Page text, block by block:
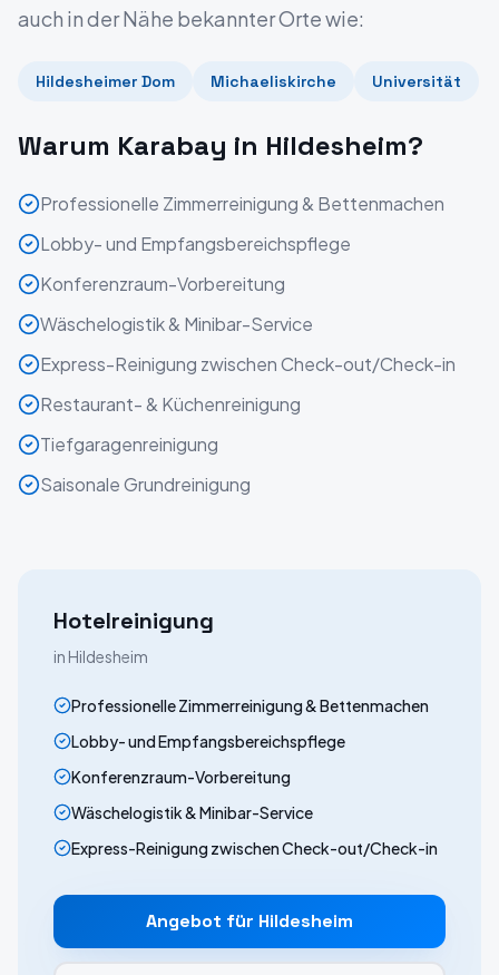
auch in der Nähe bekannter Orte wie:
Hildesheimer Dom Michaeliskirche Universität
Warum Karabay in Hildesheim?
Professionelle Zimmerreinigung & Bettenmachen
Lobby- und Empfangsbereichspflege
Konferenzraum-Vorbereitung
Wäschelogistik & Minibar-Service
Express-Reinigung zwischen Check-out/Check-in
Restaurant- & Küchenreinigung
Tiefgaragenreinigung
Saisonale Grundreinigung
Hotelreinigung
in Hildesheim
Professionelle Zimmerreinigung & Bettenmachen
Lobby- und Empfangsbereichspflege
Konferenzraum-Vorbereitung
Wäschelogistik & Minibar-Service
Express-Reinigung zwischen Check-out/Check-in
Angebot für Hildesheim